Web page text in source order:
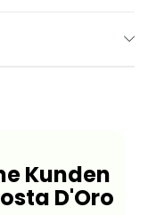
Kunden
D'Oro